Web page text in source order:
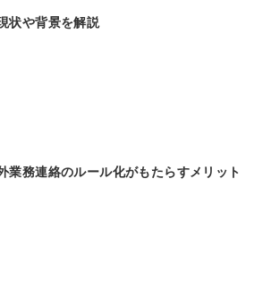
状や背景を解説
業務連絡のルール化がもたらすメリット